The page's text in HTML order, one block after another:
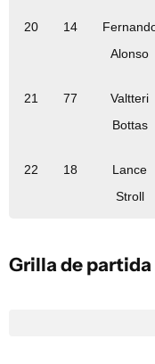
20 14
Alonso
21 77
Valtteri
Bottas
22 18
Lance
Stroll
Grilla de partida